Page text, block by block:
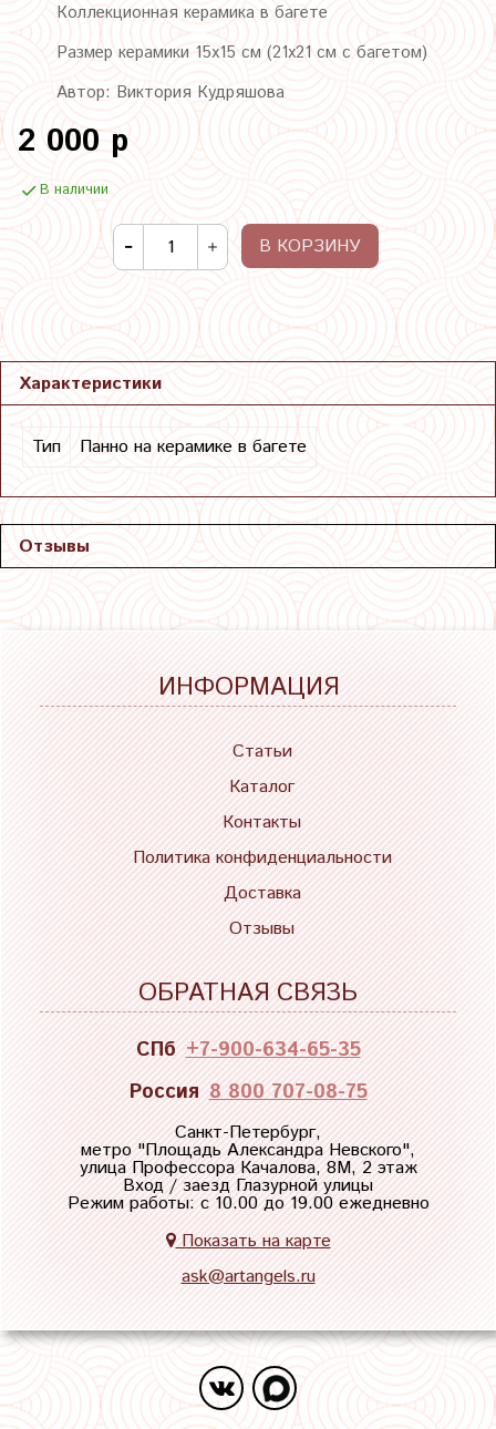
Коллекционная керамика в багете
Размер керамики 15х15 см (21х21 см с багетом)
Автор: Виктория Кудряшова
2 000 р
В наличии
В КОРЗИНУ
Характеристики
Тип Панно на керамике в багете
Отзывы
ИНФОРМАЦИЯ
Статьи
Каталог
Контакты
Политика конфиденциальности
Доставка
Отзывы
ОБРАТНАЯ СВЯЗЬ
СПб +7-900-634-65-35
Россия 8 800 707-08-75
Санкт-Петербург,
метро "Площадь Александра Невского",
улица Профессора Качалова, 8М, 2 этаж
Вход / заезд Глазурной улицы
Режим работы: с 10.00 до 19.00 ежедневно
Показать на карте
ask@artangels.ru